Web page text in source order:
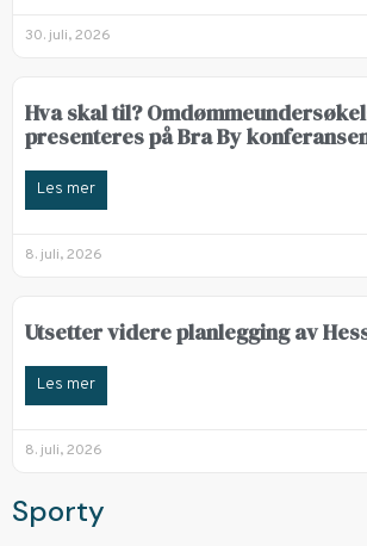
30. juli, 2026
Hva skal til?
presenteres på Bra By
Les mer
8. juli, 2026
Utsetter videre planlegging av
Les mer
8. juli, 2026
Sporty